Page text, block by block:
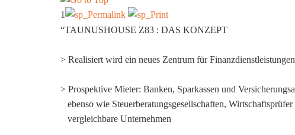
1
“TAUNUSHOUSE Z83 : DAS KONZEPT
> Realisiert wird ein neues Zentrum für Finanzdienstleistungen
> Prospektive Mieter: Banken, Sparkassen und
ebenso wie Steuerberatungsgesellschaften, Wirtschaftsprüfer
vergleichbare Unternehmen